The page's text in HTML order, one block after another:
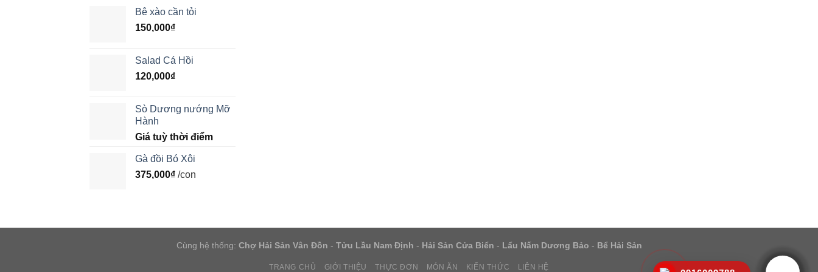
Bê xào cần tỏi
150,000₫
Salad Cá Hồi
120,000₫
Sò Dương nướng Mỡ
Hành
Giá tuỳ thời điểm
Gà đồi Bó Xôi
375,000₫ /con
Cùng hệ thống: Chợ Hải Sản Vân Đồn - Tửu Lầu Nam Định - Hải Sản Cửa Biển - Lẩu Nấm Dương Bảo - Bể Hải Sản
TRANG CHỦ GIỚI THIỆU THỰC ĐƠN MÓN ĂN KIẾN THỨC LIÊN HỆ